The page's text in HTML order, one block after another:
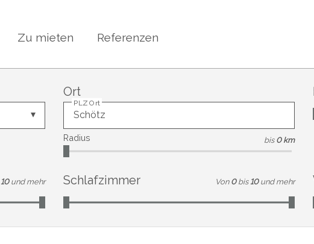
Zu mieten Referenzen
Ort
PLZ Ort
Radius bis 0 km
10 und mehr Schlafzimmer Von 0 bis 10 und mehr